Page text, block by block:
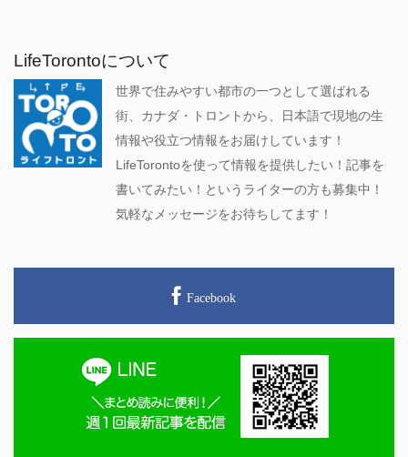
LifeTorontoについて
世界で住みやすい都市の一つとして選ばれる
街、カナダ・トロントから、日本語で現地の生
情報や役立つ情報をお届けしています！
LifeTorontoを使って情報を提供したい！記事を
書いてみたい！というライターの方も募集中！
気軽なメッセージをお待ちしてます！
Facebook